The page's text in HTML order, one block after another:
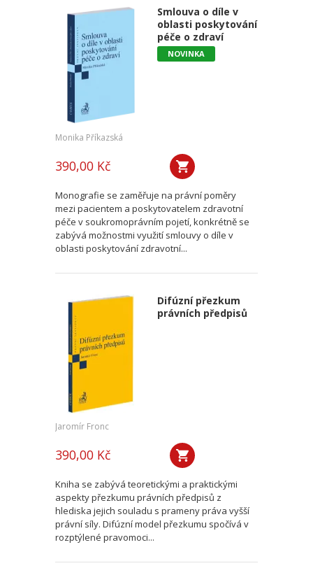
Smlouva o díle v
oblasti poskytování
péče o zdraví
NOVINKA
Monika Příkazská
390,00 Kč
Monografie se zaměřuje na právní poměry
mezi pacientem a poskytovatelem zdravotní
péče v soukromoprávním pojetí, konkrétně se
zabývá možnostmi využití smlouvy o díle v
oblasti poskytování zdravotní...
Difúzní přezkum
právních předpisů
Jaromír Fronc
390,00 Kč
Kniha se zabývá teoretickými a praktickými
aspekty přezkumu právních předpisů z
hlediska jejich souladu s prameny práva vyšší
právní síly. Difúzní model přezkumu spočívá v
rozptýlené pravomoci...